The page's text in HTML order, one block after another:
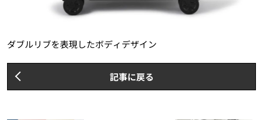
ダブルリブを表現したボディデザイン
記事に戻る